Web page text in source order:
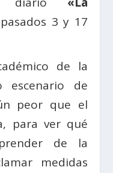
3 y 17
de la
escenario de
peor que el
para ver qué
de la
medidas